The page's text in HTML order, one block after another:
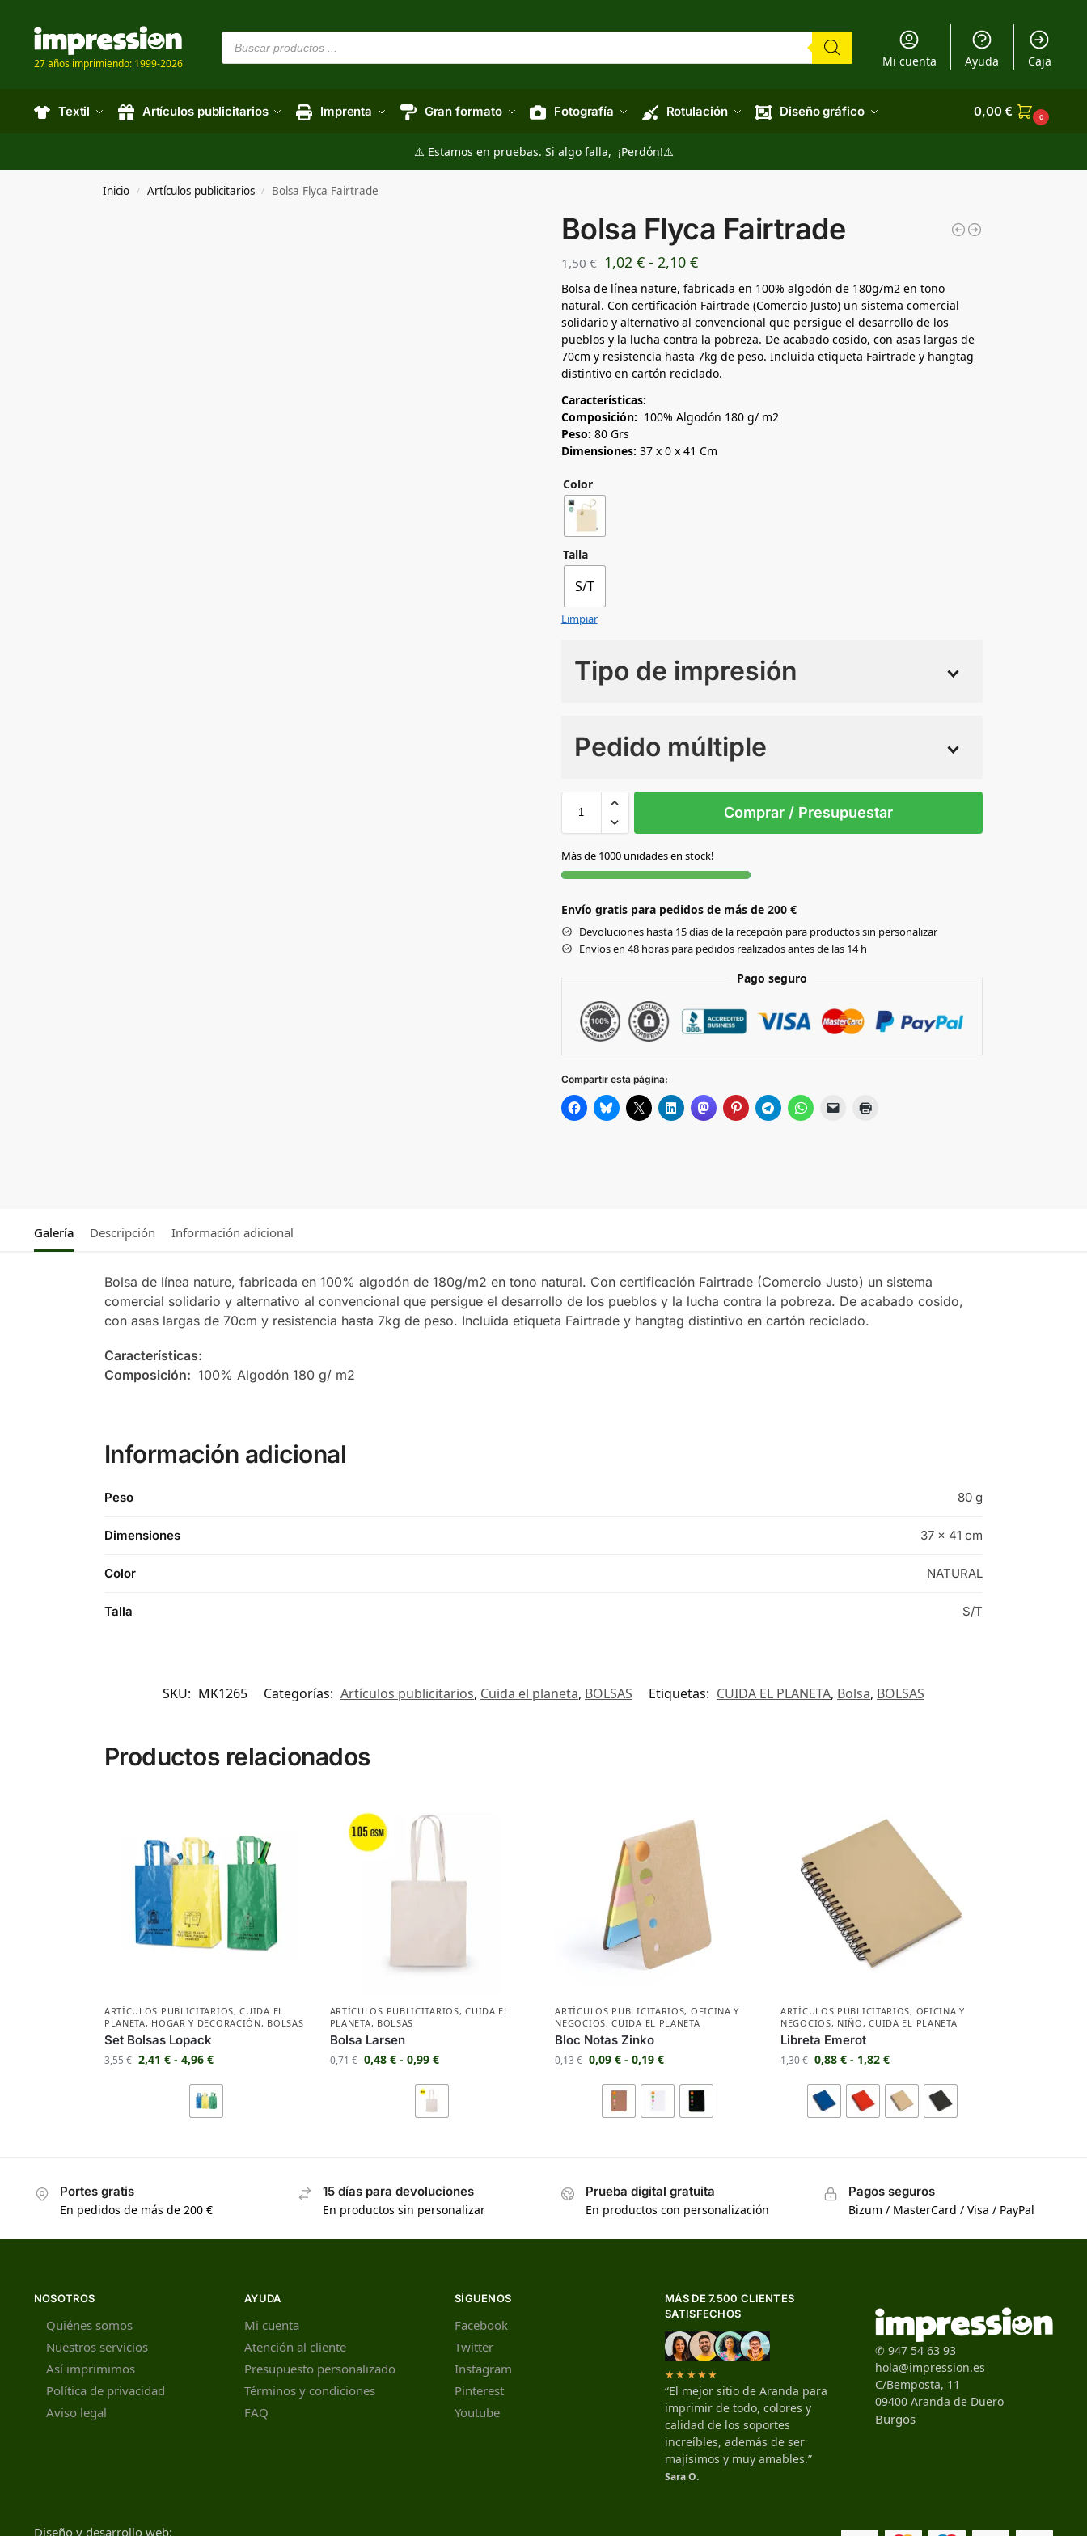
27 años imprimiendo: 1999-2026 Mi cuenta Ayuda Caja
Textil Artículos publicitarios Imprenta Gran formato Fotografía Rotulación Diseño gráfico 0,00€ 0
⚠️ Estamos en pruebas. Si algo falla, ¡Perdón!⚠️
Inicio / Artículos publicitarios / Bolsa Flyca Fairtrade
Bolsa Flyca Fairtrade
1,50€ 1,02 € - 2,10 €
Bolsa de línea nature, fabricada en 100% algodón de 180g/m2 en tono
natural. Con certificación Fairtrade (Comercio Justo) un sistema comercial
solidario y alternativo al convencional que persigue el desarrollo de los
pueblos y la lucha contra la pobreza. De acabado cosido, con asas largas de
70cm y resistencia hasta 7kg de peso. Incluida etiqueta Fairtrade y hangtag
distintivo en cartón reciclado.
Características:
Composición: 100% Algodón 180 g/ m2
Peso: 80 Grs
Dimensiones: 37 x 0 x 41 Cm
Color
Talla
S/T
Limpiar
Tipo de impresión
Pedido múltiple
NATURAL
Comprar / Presupuestar
Más de 1000 unidades en stock!
Envío gratis para pedidos de más de 200 €
Devoluciones hasta 15 días de la recepción para productos sin personalizar
Envíos en 48 horas para pedidos realizados antes de las 14 h
Pago seguro
Compartir esta página:
Galería Descripción Información adicional
Bolsa de línea nature, fabricada en 100% algodón de 180g/m2 en tono natural. Con certificación Fairtrade (Comercio Justo) un sistema
comercial solidario y alternativo al convencional que persigue el desarrollo de los pueblos y la lucha contra la pobreza. De acabado cosido,
con asas largas de 70cm y resistencia hasta 7kg de peso. Incluida etiqueta Fairtrade y hangtag distintivo en cartón reciclado.
Características:
Composición: 100% Algodón 180 g/ m2
Información adicional
Peso 80 g
Dimensiones 37 × 41 cm
Color NATURAL
Talla S/T
SKU: MK1265 Categorías: Artículos publicitarios, Cuida el planeta, BOLSAS Etiquetas: CUIDA EL PLANETA, Bolsa, BOLSAS
Productos relacionados
ARTÍCULOS PUBLICITARIOS,CUIDA EL
PLANETA, HOGAR Y DECORACIÓN, BOLSAS
Set Bolsas Lopack
3,55€ 2,41 € - 4,96 €
ARTÍCULOS PUBLICITARIOS,CUIDA EL
PLANETA, BOLSAS
Bolsa Larsen
0,71€ 0,48 € - 0,99 €
ARTÍCULOS PUBLICITARIOS, OFICINA Y
NEGOCIOS,CUIDA EL PLANETA
Bloc Notas Zinko
0,13€ 0,09€ - 0,19€
ARTÍCULOS PUBLICITARIOS, OFICINA Y
NEGOCIOS, NIÑO,CUIDA EL PLANETA
Libreta Emerot
1,30€ 0,88€ - 1,82€
Portes gratis
En pedidos de más de 200 €
15 días para devoluciones
En productos sin personalizar
Prueba digital gratuita
En productos con personalización
Pagos seguros
Bizum / MasterCard / Visa / PayPal
NOSOTROS
Quiénes somos
Nuestros servicios
Así imprimimos
Política de privacidad
Aviso legal
AYUDA
Mi cuenta
Atención al cliente
Presupuesto personalizado
Términos y condiciones
FAQ
SÍGUENOS
Facebook
Twitter
Instagram
Pinterest
Youtube
MÁS DE 7.500 CLIENTES
SATISFECHOS
★★★★★
“El mejor sitio de Aranda para
imprimir de todo, colores y
calidad de los soportes
increíbles, además de ser
majísimos y muy amables.”
Sara O.
✆ 947 54 63 93
hola@impression.es
C/Bemposta, 11
09400 Aranda de Duero
Burgos
Diseño y desarrollo web: